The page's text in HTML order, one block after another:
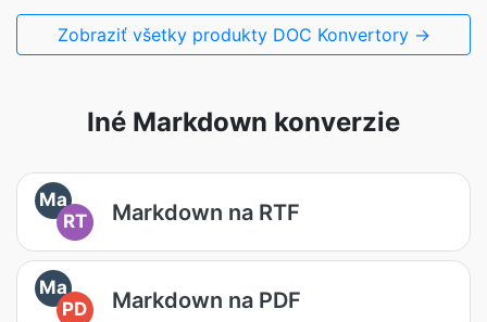
Zobraziť všetky produkty DOC Konvertory →
Iné Markdown konverzie
Ma
RT
Markdown na RTF
Ma
PD
Markdown na PDF